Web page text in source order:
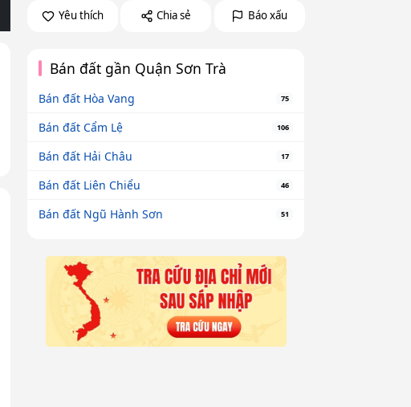
Yêu thích Chia sẻ Báo xấu
Bán đất gần Quận Sơn Trà
Bán đất Hòa Vang 75
Bán đất Cẩm Lệ 106
Bán đất Hải Châu 17
Bán đất Liên Chiểu 46
Bán đất Ngũ Hành Sơn 51